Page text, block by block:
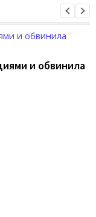
и обвинила